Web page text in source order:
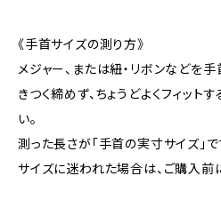
《手首サイズの測り方》
メジャー、または紐・リボンなどを手
きつく締めず、ちょうどよくフィット
い。
測った長さが「手首の実寸サイズ」で
サイズに迷われた場合は、ご購入前